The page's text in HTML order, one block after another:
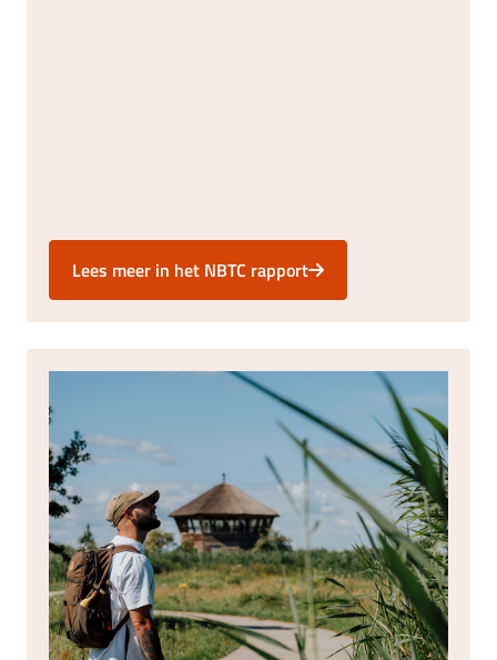
Lees meer in het NBTC rapport